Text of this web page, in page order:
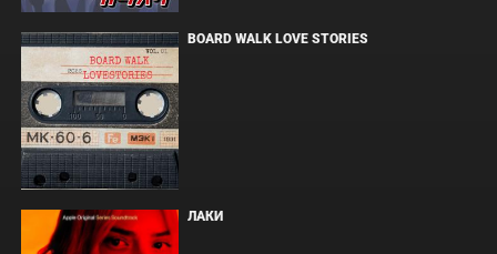
BOARD WALK LOVE STORIES
ЛАКИ